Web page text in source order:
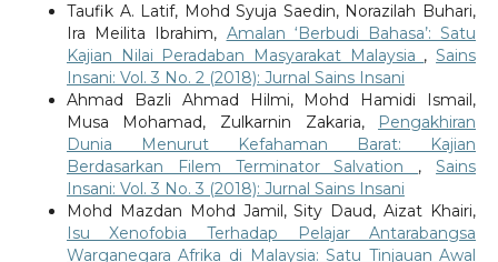
Taufik A. Latif, Mohd Syuja Saedin, Norazilah Buhari,
Ira Meilita Ibrahim, Amalan ‘Berbudi Bahasa’: Satu
Kajian Nilai Peradaban Masyarakat Malaysia ,Sains
Insani: Vol. 3 No. 2 (2018): Jurnal Sains Insani
Ahmad Bazli Ahmad Hilmi, Mohd Hamidi Ismail,
Musa Mohamad, Zulkarnin Zakaria,
Pengakhiran
Dunia Menurut Kefahaman Barat: Kajian
Berdasarkan Filem Terminator Salvation ,Sains
Insani: Vol. 3 No. 3 (2018): Jurnal Sains Insani
Mohd Mazdan Mohd Jamil, Sity Daud, Aizat Khairi,
Isu Xenofobia Terhadap Pelajar Antarabangsa
Warganegara Afrika di Malaysia: Satu Tinjauan Awal